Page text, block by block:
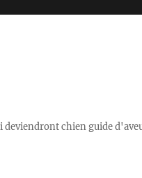
chien guide